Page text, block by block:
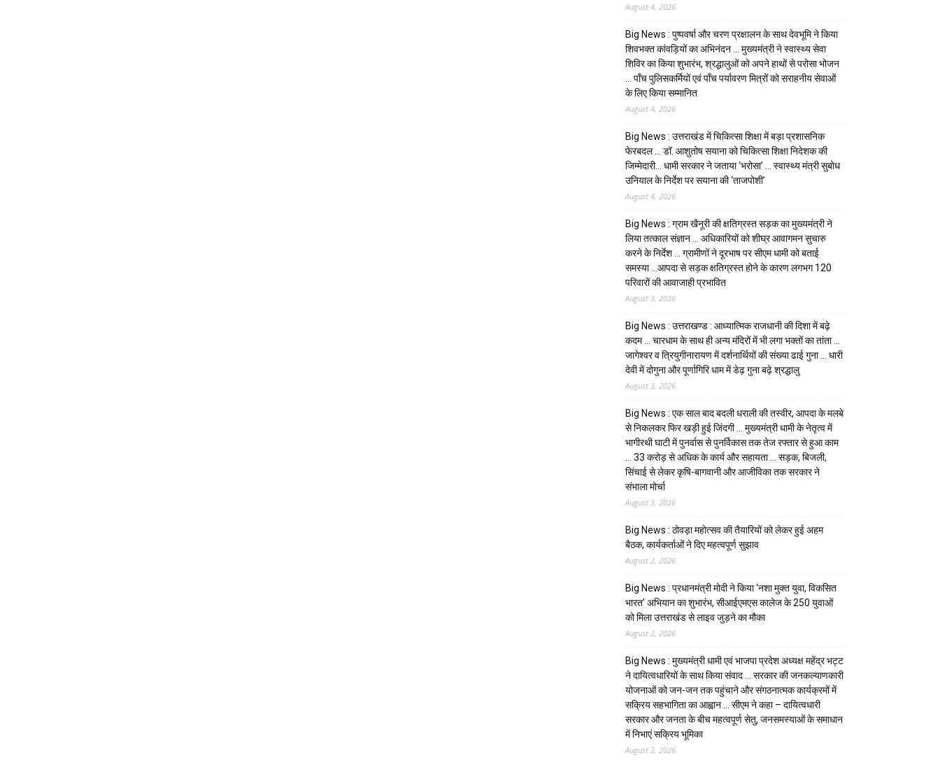
August 4, 2026
Big News : पुष्पवर्षा और चरण प्रक्षालन के साथ देवभूमि ने किया
शिवभक्त कांवड़ियों का अभिनंदन … मुख्यमंत्री ने स्वास्थ्य सेवा
शिविर का किया शुभारंभ, श्रद्धालुओं को अपने हाथों से परोसा भोजन
… पाँच पुलिसकर्मियों एवं पाँच पर्यावरण मित्रों को सराहनीय सेवाओं
के लिए किया सम्मानित
August 4, 2026
Big News : उत्तराखंड में चिकित्सा शिक्षा में बड़ा प्रशासनिक
फेरबदल … डॉ. आशुतोष सयाना को चिकित्सा शिक्षा निदेशक की
जिम्मेदारी… धामी सरकार ने जताया ‘भरोसा’ … स्वास्थ्य मंत्री सुबोध
उनियाल के निर्देश पर सयाना की ‘ताजपोशी’
August 4, 2026
Big News : ग्राम खैनूरी की क्षतिग्रस्त सड़क का मुख्यमंत्री ने
लिया तत्काल संज्ञान … अधिकारियों को शीघ्र आवागमन सुचारु
करने के निर्देश … ग्रामीणों ने दूरभाष पर सीएम धामी को बताई
समस्या …आपदा से सड़क क्षतिग्रस्त होने के कारण लगभग 120
परिवारों की आवाजाही प्रभावित
August 3, 2026
Big News : उत्तराखण्ड : आध्यात्मिक राजधानी की दिशा में बढ़े
कदम … चारधाम के साथ ही अन्य मंदिरों में भी लगा भक्तों का तांता …
जागेश्वर व त्रियुगीनारायण में दर्शनार्थियों की संख्या ढाई गुना … धारी
देवी में दोगुना और पूर्णागिरि धाम में डेढ़ गुना बढ़े श्रद्धालु
August 3, 2026
Big News : एक साल बाद बदली धराली की तस्वीर, आपदा के मलबे
से निकलकर फिर खड़ी हुई जिंदगी … मुख्यमंत्री धामी के नेतृत्व में
भागीरथी घाटी में पुनर्वास से पुनर्विकास तक तेज रफ्तार से हुआ काम
… ₹33 करोड़ से अधिक के कार्य और सहायता … सड़क, बिजली,
सिंचाई से लेकर कृषि-बागवानी और आजीविका तक सरकार ने
संभाला मोर्चा
August 3, 2026
Big News : ठोवड़ा महोत्सव की तैयारियों को लेकर हुई अहम
बैठक, कार्यकर्ताओं ने दिए महत्वपूर्ण सुझाव
August 2, 2026
Big News : प्रधानमंत्री मोदी ने किया ‘नशा मुक्त युवा, विकसित
भारत’ अभियान का शुभारंभ, सीआईएमएस कालेज के 250 युवाओं
को मिला उत्तराखंड से लाइव जुड़ने का मौका
August 2, 2026
Big News : मुख्यमंत्री धामी एवं भाजपा प्रदेश अध्यक्ष महेंद्र भट्ट
ने दायित्वधारियों के साथ किया संवाद … सरकार की जनकल्याणकारी
योजनाओं को जन-जन तक पहुंचाने और संगठनात्मक कार्यक्रमों में
सक्रिय सहभागिता का आह्वान … सीएम ने कहा – दायित्वधारी
सरकार और जनता के बीच महत्वपूर्ण सेतु, जनसमस्याओं के समाधान
में निभाएं सक्रिय भूमिका
August 2, 2026